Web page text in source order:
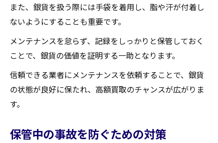
また、銀貨を扱う際には手袋を着用し、脂や汗が付着し
ないようにすることも重要です。
メンテナンスを怠らず、記録をしっかりと保管しておく
ことで、銀貨の価値を証明する一助となります。
信頼できる業者にメンテナンスを依頼することで、銀貨
の状態が良好に保たれ、高額買取のチャンスが広がりま
す。
保管中の事故を防ぐための対策